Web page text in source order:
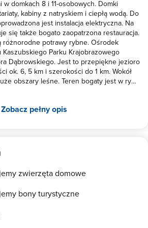
w domkach 8 i 11-osobowych. Domki
kabiny z natryskiem i ciepłą wodą. Do
jest instalacja elektryczna. Na
się także bogato zaopatrzona restauracja.
różnorodne potrawy rybne. Ośrodek
Parku Krajobrazowego
Dąbrowskiego. Jest to przepiękne jezioro
ok. 6, 5 km i szerokości do 1 km. Wokół
obszary leśne. Teren bogaty jest w ryby,
się: boiska do piłki nożnej,
sportowy połów ryb i grzybobrania. W
ok. 60 metrów. Nad brzegiem
wypożyczalnia sprzętu wodnego: łódki,
jeziorze obowiązuje strefa ciszy. CENY W
za dobę (cena zależy od liczby osób) od
300zł / za domek/ za dobę (cena do
300 zł za domek/ za dobę weekend
Zobacz pełny opis
zwierzęta domowe
bony turystyczne